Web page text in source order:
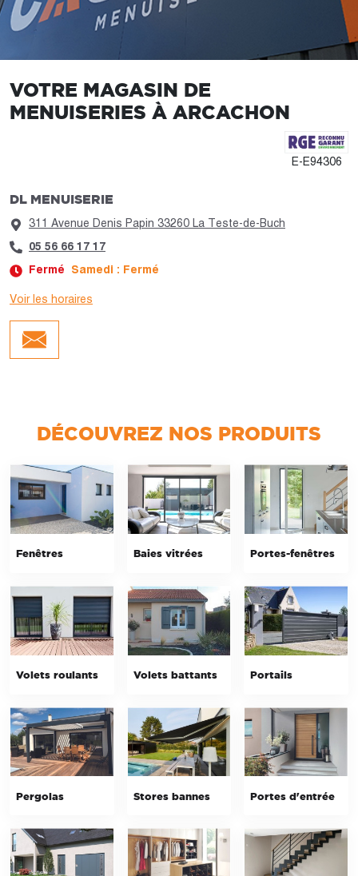
VOTRE MAGASIN DE
MENUISERIES À ARCACHON
E-E94306
DL MENUISERIE
311 Avenue Denis Papin 33260 La Teste-de-Buch
05 56 66 17 17
Fermé
Samedi : Fermé
Voir les horaires
Jour :
Lundi
Mardi
Dimanche
Fermé
DÉCOUVREZ NOS PRODUITS
Fenêtres Baies vitrées Portes-fenêtres
Volets roulants Volets battants Portails
Pergolas Stores bannes Portes d'entrée